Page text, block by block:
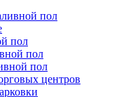
пол
пол
пол
пол
центров